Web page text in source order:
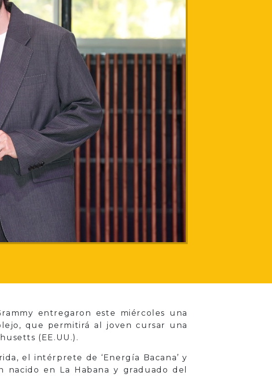
entregaron este miércoles una
que permitirá al joven cursar una
(EE.UU.).
el intérprete de ‘Energía Bacana’ y
en La Habana y graduado del